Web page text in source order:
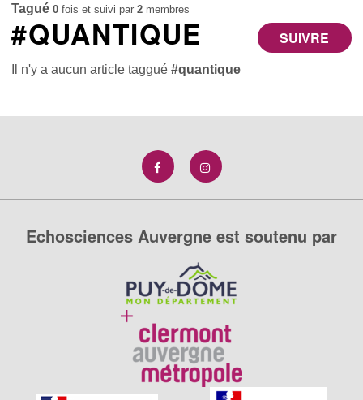
Tagué 0 fois et suivi par2 membres
SUIVRE
#QUANTIQUE
Il n'y a aucun article taggué#quantique
Echosciences Auvergne est soutenu par